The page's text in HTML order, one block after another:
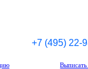
+7 (495) 22-